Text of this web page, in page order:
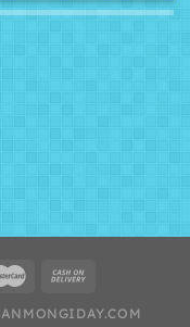
ANMONGIDAY.COM